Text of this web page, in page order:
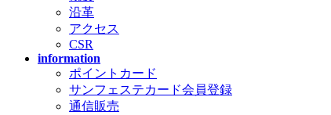
沿革
アクセス
CSR
information
ポイントカード
サンフェステカード会員登録
通信販売